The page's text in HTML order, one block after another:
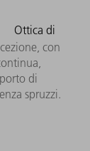
con
di
spruzzi.
Ottica di